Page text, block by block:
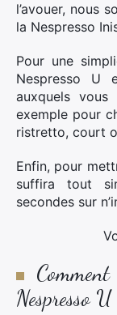
l’avouer, nous
la Nespresso
Pour une
Nespresso U
auxquels
exemple pour
ristretto, court
Enfin, pour
suffira tout
secondes sur
Nespresso